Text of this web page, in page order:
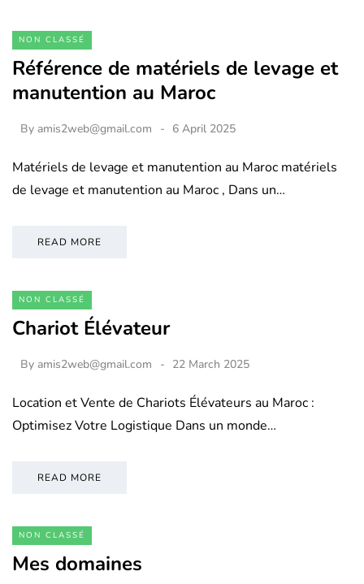
NON CLASSÉ
Référence de matériels de levage et
manutention au Maroc
By amis2web@gmail.com 6 April 2025
Matériels de levage et manutention au Maroc matériels
de levage et manutention au Maroc , Dans un…
READ MORE
NON CLASSÉ
Chariot Élévateur
By amis2web@gmail.com 22 March 2025
Location et Vente de Chariots Élévateurs au Maroc :
Optimisez Votre Logistique Dans un monde…
READ MORE
NON CLASSÉ
Mes domaines